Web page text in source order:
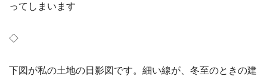
ってしまいます
◇
下図が私の土地の日影図です。細い線が、冬至のときの建